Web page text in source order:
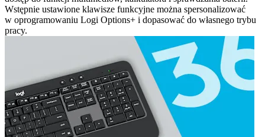
Wstępnie ustawione klawisze funkcyjne można spersonalizować
w oprogramowaniu Logi Options+ i dopasować do własnego trybu
pracy.